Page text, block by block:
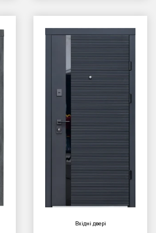
Вхідні двері